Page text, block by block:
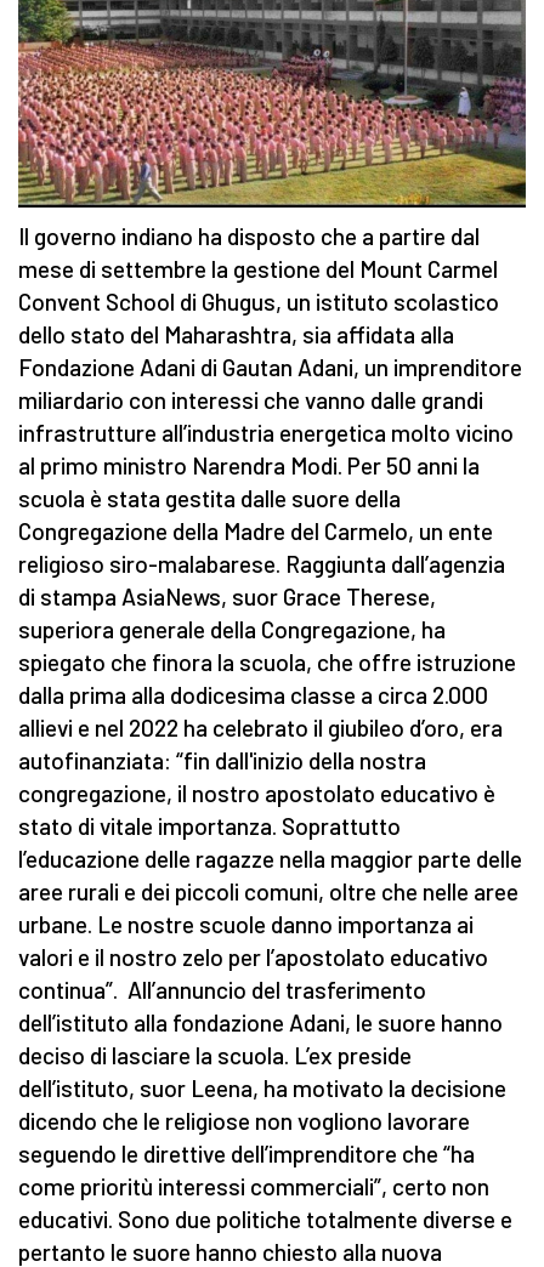
Il governo indiano ha disposto che a partire dal
mese di settembre la gestione del Mount Carmel
Convent School di Ghugus, un istituto scolastico
dello stato del Maharashtra, sia affidata alla
Fondazione Adani di Gautan Adani, un imprenditore
miliardario con interessi che vanno dalle grandi
infrastrutture all’industria energetica molto vicino
al primo ministro Narendra Modi. Per 50 anni la
scuola è stata gestita dalle suore della
Congregazione della Madre del Carmelo, un ente
religioso siro-malabarese. Raggiunta dall’agenzia
di stampa AsiaNews, suor Grace Therese,
superiora generale della Congregazione, ha
spiegato che finora la scuola, che offre istruzione
dalla prima alla dodicesima classe a circa 2.000
allievi e nel 2022 ha celebrato il giubileo d’oro, era
autofinanziata: “fin dall'inizio della nostra
congregazione, il nostro apostolato educativo è
stato di vitale importanza. Soprattutto
l’educazione delle ragazze nella maggior parte delle
aree rurali e dei piccoli comuni, oltre che nelle aree
urbane. Le nostre scuole danno importanza ai
valori e il nostro zelo per l’apostolato educativo
continua”. All’annuncio del trasferimento
dell’istituto alla fondazione Adani, le suore hanno
deciso di lasciare la scuola. L’ex preside
dell’istituto, suor Leena, ha motivato la decisione
dicendo che le religiose non vogliono lavorare
seguendo le direttive dell’imprenditore che “ha
come prioritù interessi commerciali”, certo non
educativi. Sono due politiche totalmente diverse e
pertanto le suore hanno chiesto alla nuova